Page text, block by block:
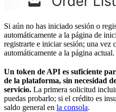
Si aún no has iniciado sesión o
automáticamente a la página de
registrarte e iniciar sesión; una vez
automáticamente a la página actual.
Un token de API es suficiente
de la plataforma, sin necesidad
servicio. La primera solicitud
puedas probarlo; si el crédito es
saldo general en la consola.